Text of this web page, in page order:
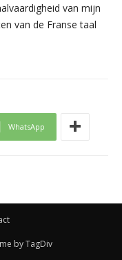
van mijn
van de Franse taal
WhatsApp
by TagDiv